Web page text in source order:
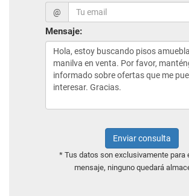
@
Mensaje:
Enviar consulta
* Tus datos son exclusivamente para
mensaje, ninguno quedará